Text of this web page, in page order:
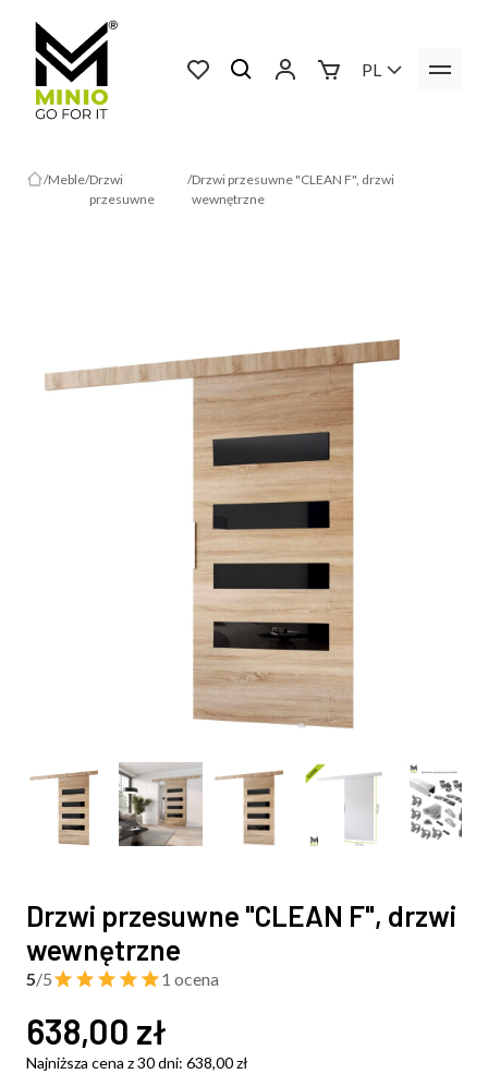
PL
Meble Drzwi
przesuwne
Drzwi przesuwne "CLEAN F", drzwi
wewnętrzne
Drzwi przesuwne "CLEAN F", drzwi
wewnętrzne
5/5 1 ocena
638,00 zł
Najniższa cena z 30 dni: 638,00zł